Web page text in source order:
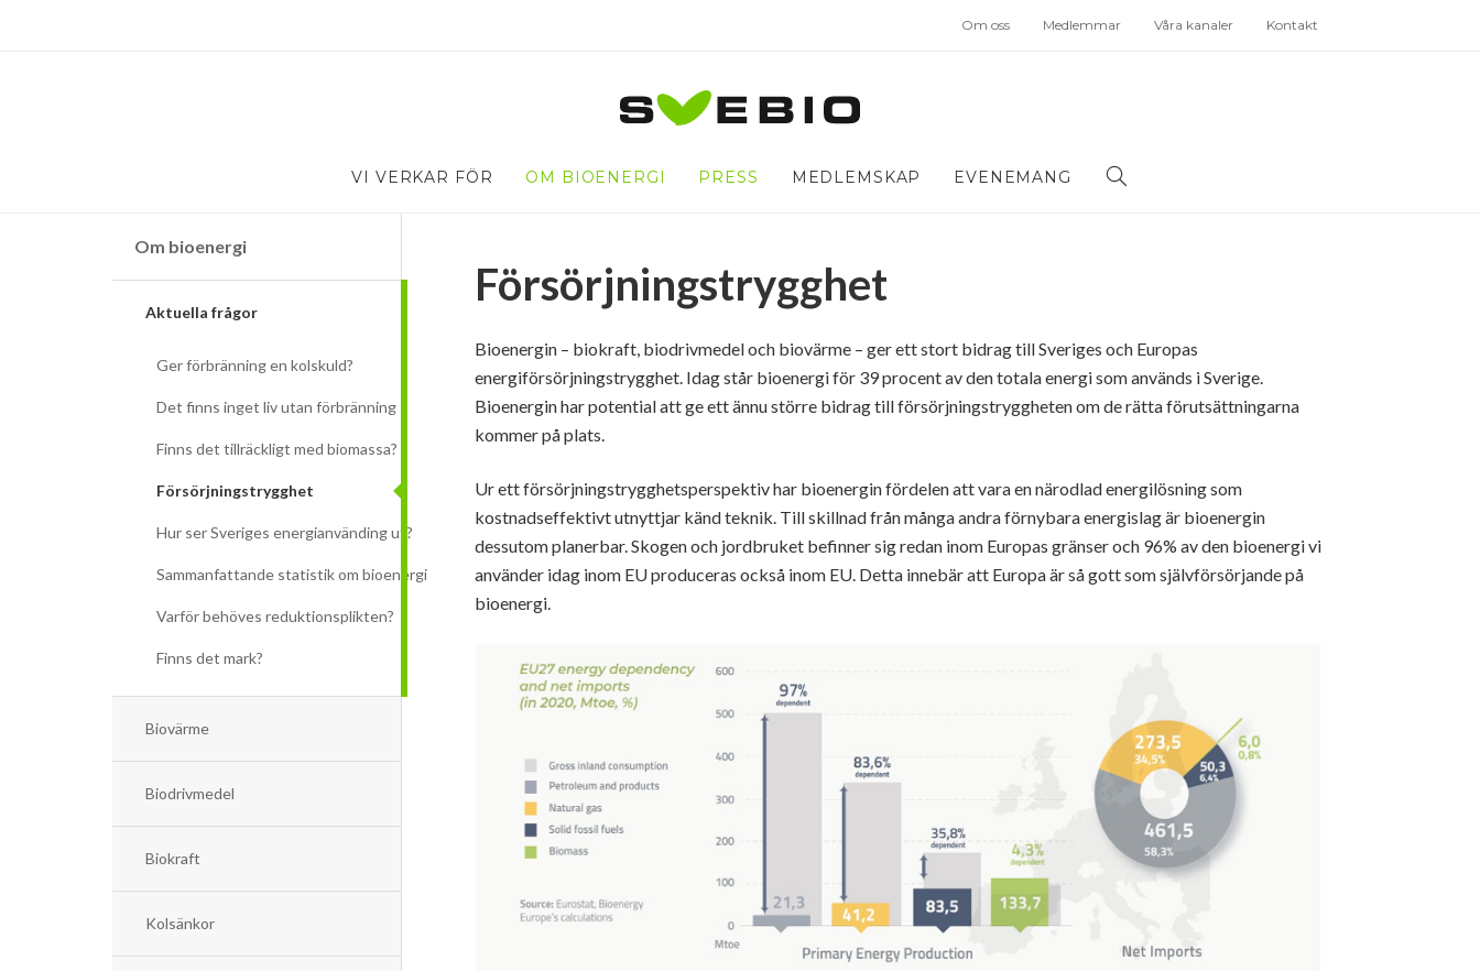
Om oss Medlemmar Våra kanaler Kontakt
VI VERKAR FÖR OM BIOENERGI PRESS MEDLEMSKAP EVENEMANG
Om bioenergi
Aktuella frågor
Ger förbränning en kolskuld?
Det finns inget liv utan förbränning
Finns det tillräckligt med biomassa?
Försörjningstrygghet
Hur ser Sveriges energianvänding ut?
Sammanfattande statistik om bioenergi
Varför behöves reduktionsplikten?
Finns det mark?
Biovärme
Biodrivmedel
Biokraft
Kolsänkor
Försörjningstrygghet
Bioenergin – biokraft, biodrivmedel och biovärme – ger ett stort bidrag till Sveriges och Europas
energiförsörjningstrygghet. Idag står bioenergi för 39 procent av den totala energi som används i Sverige.
Bioenergin har potential att ge ett ännu större bidrag till försörjningstryggheten om de rätta förutsättningarna
kommer på plats.
Ur ett försörjningstrygghetsperspektiv har bioenergin fördelen att vara en närodlad energilösning som
kostnadseffektivt utnyttjar känd teknik. Till skillnad från många andra förnybara energislag är bioenergin
dessutom planerbar. Skogen och jordbruket befinner sig redan inom Europas gränser och 96% av den bioenergi vi
använder idag inom EU produceras också inom EU. Detta innebär att Europa är så gott som självförsörjande på
bioenergi.